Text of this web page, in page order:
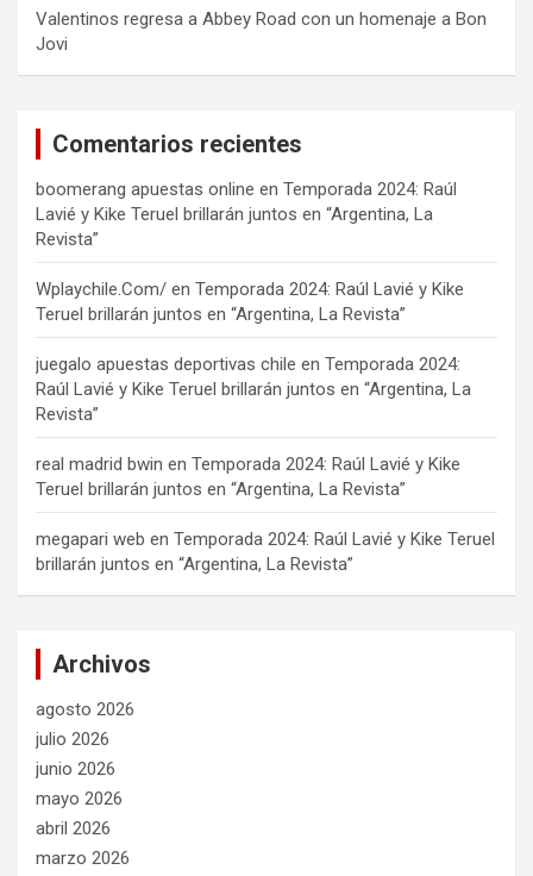
Valentinos regresa a Abbey Road con un homenaje a Bon
Jovi
Comentarios recientes
boomerang apuestas online en Temporada 2024: Raúl
Lavié y Kike Teruel brillarán juntos en “Argentina, La
Revista”
Wplaychile.Com/ en Temporada 2024: Raúl Lavié y Kike
Teruel brillarán juntos en “Argentina, La Revista”
juegalo apuestas deportivas chile en Temporada 2024:
Raúl Lavié y Kike Teruel brillarán juntos en “Argentina, La
Revista”
real madrid bwin en Temporada 2024: Raúl Lavié y Kike
Teruel brillarán juntos en “Argentina, La Revista”
megapari web en Temporada 2024: Raúl Lavié y Kike Teruel
brillarán juntos en “Argentina, La Revista”
Archivos
agosto 2026
julio 2026
junio 2026
mayo 2026
abril 2026
marzo 2026